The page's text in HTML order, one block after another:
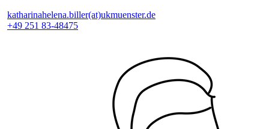
katharinahelena.biller(at)ukmuenster.de
+49 251 83-48475